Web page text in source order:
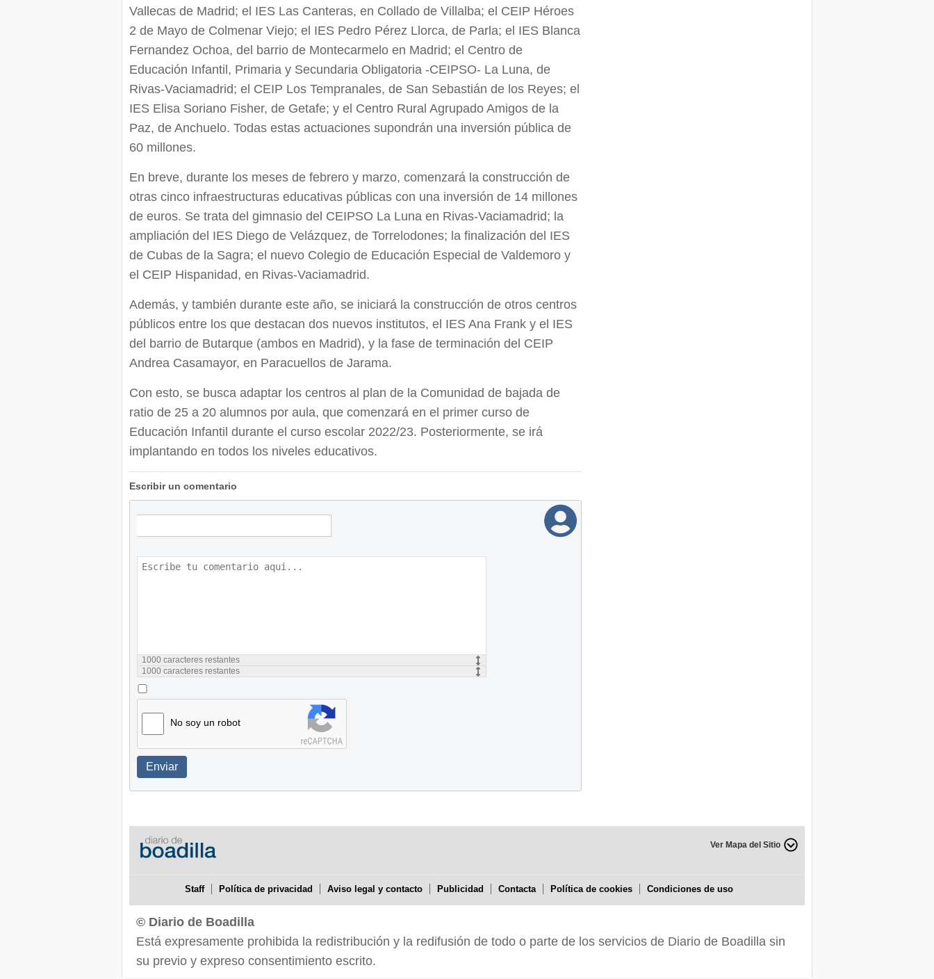
Vallecas de Madrid; el IES Las Canteras, en Collado de Villalba; el CEIP Héroes
2 de Mayo de Colmenar Viejo; el IES Pedro Pérez Llorca, de Parla; el IES Blanca
Fernandez Ochoa, del barrio de Montecarmelo en Madrid; el Centro de
Educación Infantil, Primaria y Secundaria Obligatoria -CEIPSO- La Luna, de
Rivas-Vaciamadrid; el CEIP Los Tempranales, de San Sebastián de los Reyes; el
IES Elisa Soriano Fisher, de Getafe; y el Centro Rural Agrupado Amigos de la
Paz, de Anchuelo. Todas estas actuaciones supondrán una inversión pública de
60 millones.
En breve, durante los meses de febrero y marzo, comenzará la construcción de
otras cinco infraestructuras educativas públicas con una inversión de 14 millones
de euros. Se trata del gimnasio del CEIPSO La Luna en Rivas-Vaciamadrid; la
ampliación del IES Diego de Velázquez, de Torrelodones; la finalización del IES
de Cubas de la Sagra; el nuevo Colegio de Educación Especial de Valdemoro y
el CEIP Hispanidad, en Rivas-Vaciamadrid.
Además, y también durante este año, se iniciará la construcción de otros centros
públicos entre los que destacan dos nuevos institutos, el IES Ana Frank y el IES
del barrio de Butarque (ambos en Madrid), y la fase de terminación del CEIP
Andrea Casamayor, en Paracuellos de Jarama.
Con esto, se busca adaptar los centros al plan de la Comunidad de bajada de
ratio de 25 a 20 alumnos por aula, que comenzará en el primer curso de
Educación Infantil durante el curso escolar 2022/23. Posteriormente, se irá
implantando en todos los niveles educativos.
Escribir un comentario
1000 caracteres restantes
1000 caracteres restantes
No soy un robot
Enviar
Ver Mapa del Sitio
Staff Política de privacidad Aviso legal y contacto Publicidad Contacta Política de cookies Condiciones de uso
© Diario de Boadilla
Está expresamente prohibida la redistribución y la redifusión de todo o parte de los servicios de Diario de Boadilla sin
su previo y expreso consentimiento escrito.